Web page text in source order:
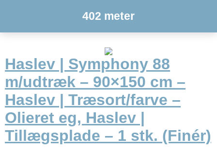
402 meter
Haslev | Symphony 88
m/udtræk – 90×150 cm –
Haslev | Træsort/farve –
Olieret eg, Haslev |
Tillægsplade – 1 stk. (Finér)